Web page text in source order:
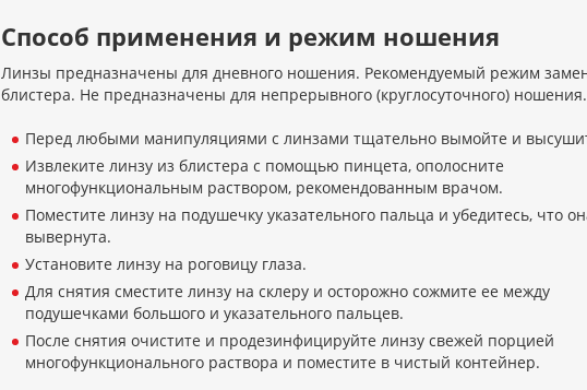
Способ применения и режим ношения
Линзы предназначены для дневного ношения. Рекомендуемый режим
блистера. Не предназначены для непрерывного (круглосуточного) ношения.
Перед любыми манипуляциями с линзами тщательно вымойте и
Извлеките линзу из блистера с помощью пинцета, ополосните
многофункциональным раствором, рекомендованным врачом.
Поместите линзу на подушечку указательного пальца и убедитесь, что
вывернута.
Установите линзу на роговицу глаза.
Для снятия сместите линзу на склеру и осторожно сожмите ее между
подушечками большого и указательного пальцев.
После снятия очистите и продезинфицируйте линзу свежей порцией
многофункционального раствора и поместите в чистый контейнер.